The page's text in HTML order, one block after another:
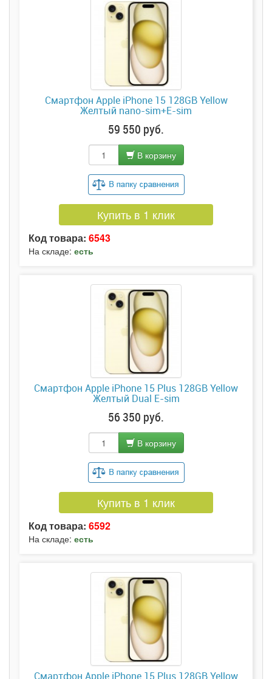
Смартфон Apple iPhone 15 128GB Yellow
Желтый nano-sim+E-sim
59 550 руб.
В корзину
Купить в 1 клик
Код товара: 6543
На складе: есть
Смартфон Apple iPhone 15 Plus 128GB Yellow
Желтый Dual E-sim
56 350 руб.
В корзину
Купить в 1 клик
Код товара: 6592
На складе: есть
Смартфон Apple iPhone 15 Plus 128GB Yellow